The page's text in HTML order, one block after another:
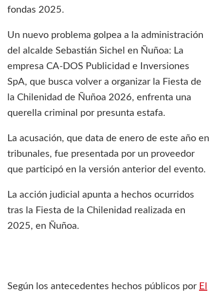
fondas 2025.
Un nuevo problema golpea a la administración
del alcalde Sebastián Sichel en Ñuñoa: La
empresa CA-DOS Publicidad e Inversiones
SpA, que busca volver a organizar la Fiesta de
la Chilenidad de Ñuñoa 2026, enfrenta una
querella criminal por presunta estafa.
La acusación, que data de enero de este año en
tribunales, fue presentada por un proveedor
que participó en la versión anterior del evento.
La acción judicial apunta a hechos ocurridos
tras la Fiesta de la Chilenidad realizada en
2025, en Ñuñoa.
Según los antecedentes hechos públicos por El